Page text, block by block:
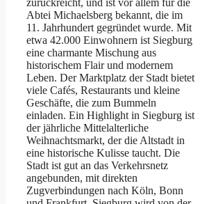
Abtei Michaelsberg bekannt, die im
11. Jahrhundert gegründet wurde. Mit
etwa 42.000 Einwohnern ist Siegburg
eine charmante Mischung aus
historischem Flair und modernem
Leben. Der Marktplatz der Stadt bietet
viele Cafés, Restaurants und kleine
Geschäfte, die zum Bummeln
einladen. Ein Highlight in Siegburg ist
der jährliche Mittelalterliche
Weihnachtsmarkt, der die Altstadt in
eine historische Kulisse taucht. Die
Stadt ist gut an das Verkehrsnetz
angebunden, mit direkten
Zugverbindungen nach Köln, Bonn